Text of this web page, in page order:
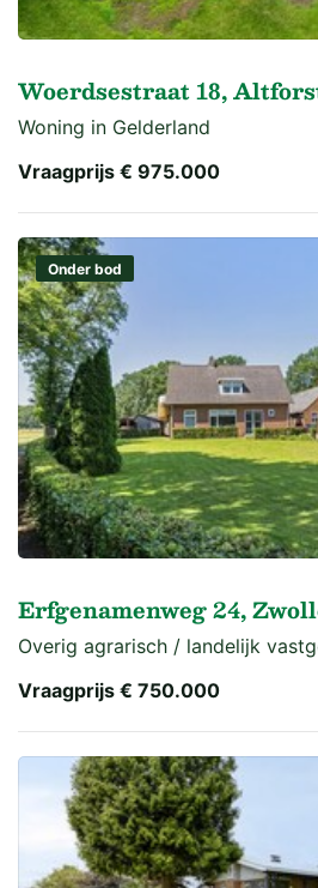
Woerdsestraat 18,
Woning in Gelderland
Vraagprijs € 975.000
Onder bod
Erfgenamenweg 24,
Overig agrarisch / landelijk
Vraagprijs € 750.000